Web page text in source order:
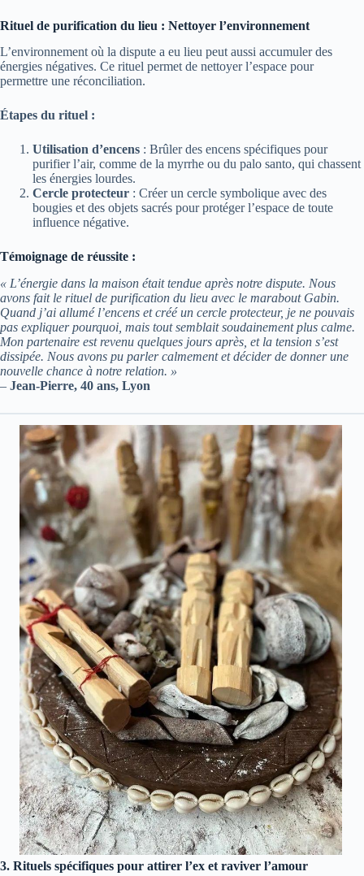
Rituel de purification du lieu : Nettoyer l’environnement
L’environnement où la dispute a eu lieu peut aussi accumuler des
énergies négatives. Ce rituel permet de nettoyer l’espace pour
permettre une réconciliation.
Étapes du rituel :
Utilisation d’encens : Brûler des encens spécifiques pour
purifier l’air, comme de la myrrhe ou du palo santo, qui chassent
les énergies lourdes.
Cercle protecteur : Créer un cercle symbolique avec des
bougies et des objets sacrés pour protéger l’espace de toute
influence négative.
Témoignage de réussite :
« L’énergie dans la maison était tendue après notre dispute. Nous
avons fait le rituel de purification du lieu avec le marabout Gabin.
Quand j’ai allumé l’encens et créé un cercle protecteur, je ne pouvais
pas expliquer pourquoi, mais tout semblait soudainement plus calme.
Mon partenaire est revenu quelques jours après, et la tension s’est
dissipée. Nous avons pu parler calmement et décider de donner une
nouvelle chance à notre relation. »
– Jean-Pierre, 40 ans, Lyon
3. Rituels spécifiques pour attirer l’ex et raviver l’amour